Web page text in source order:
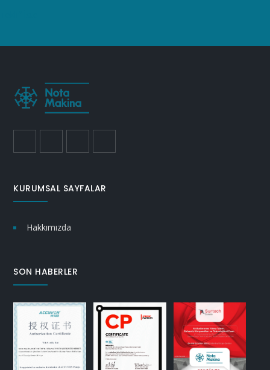
KURUMSAL SAYFALAR
Hakkımızda
SON HABERLER